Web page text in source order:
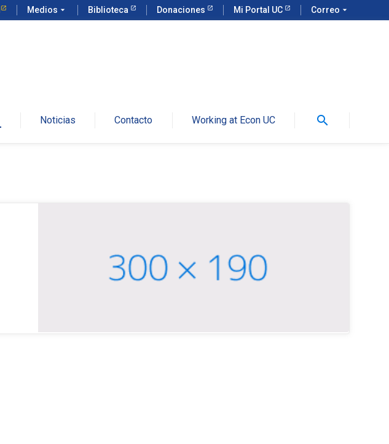
Medios arrow_drop_down Biblioteca Donaciones Mi Portal UC Correo arrow_drop_down
Noticias Contacto Working at Econ UC search